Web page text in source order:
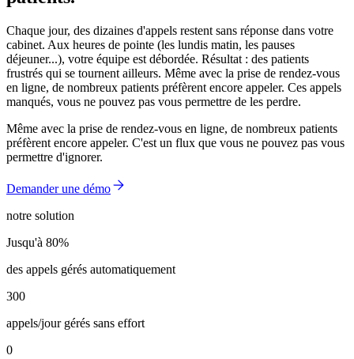
Chaque jour, des dizaines d'appels restent sans réponse dans votre
cabinet. Aux heures de pointe (les lundis matin, les pauses
déjeuner...), votre équipe est débordée. Résultat : des patients
frustrés qui se tournent ailleurs. Même avec la prise de rendez-vous
en ligne, de nombreux patients préfèrent encore appeler. Ces appels
manqués, vous ne pouvez pas vous permettre de les perdre.
Même avec la prise de rendez-vous en ligne, de nombreux patients
préfèrent encore appeler. C'est un flux que vous ne pouvez pas vous
permettre d'ignorer.
Demander une démo
notre solution
Jusqu'à 80%
Jusqu'à 80%
des appels gérés automatiquement
300
300
appels/jour gérés sans effort
0